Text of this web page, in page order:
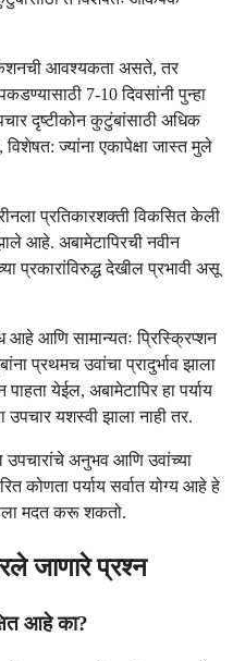
आवश्यकता असते, तर
दृष्टीकोन कुटुंबांसाठी अधिक
ज्यांना एकापेक्षा जास्त मुले
प्रतिकारशक्ती विकसित केली
आहे. अबामेटापिरची नवीन
प्रकारांविरुद्ध देखील प्रभावी असू
आणि सामान्यतः प्रिस्क्रिप्शन
प्रथमच उवांचा प्रादुर्भाव झाला
येईल, अबामेटापिर हा पर्याय
यशस्वी झाला नाही तर.
उपचारांचे अनुभव आणि उवांच्या
कोणता पर्याय सर्वात योग्य आहे हे
मदत करू शकतो.
जाणारे प्रश्न
आहे का?